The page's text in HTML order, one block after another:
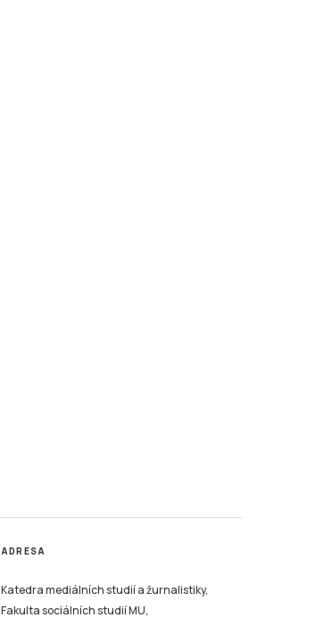
ADRESA
Katedra mediálních studií a žurnalistiky,
Fakulta sociálních studií MU,